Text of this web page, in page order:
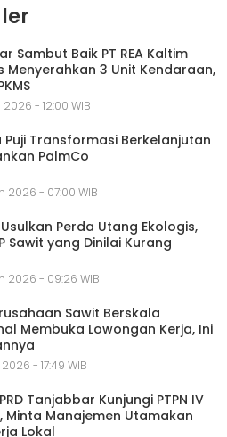
Sambut Baik PT REA Kaltim
Menyerahkan 3 Unit Kendaraan,
2026 - 12:00 WIB
Transformasi Berkelanjutan
PalmCo
2026 - 07:00 WIB
Perda Utang Ekologis,
Sawit yang Dinilai Kurang
2026 - 09:26 WIB
Sawit Berskala
Membuka Lowongan Kerja, Ini
- 17:49 WIB
Tanjabbar Kunjungi PTPN IV
Minta Manajemen Utamakan
Lokal